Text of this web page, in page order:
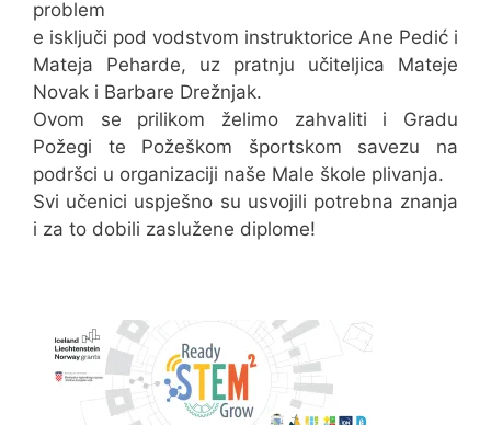
problem
e isključi pod vodstvom instruktorice Ane Pedić i
Mateja Peharde, uz pratnju učiteljica Mateje
Novak i Barbare Drežnjak.
Ovom se prilikom želimo zahvaliti i Gradu
Požegi te Požeškom športskom savezu na
podršci u organizaciji naše Male škole plivanja.
Svi učenici uspješno su usvojili potrebna znanja
i za to dobili zaslužene diplome!